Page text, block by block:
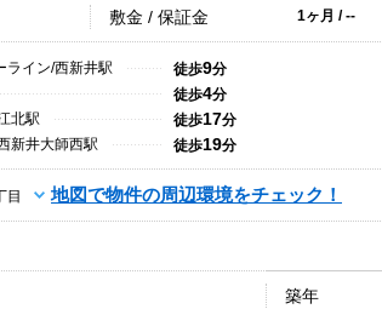
敷金 / 保証金 1ヶ月 / --
ライン/西新井駅 徒歩9分
徒歩4分
北駅
徒歩17分
新井大師西駅
徒歩19分
目 地図で物件の周辺環境をチェック！
築年